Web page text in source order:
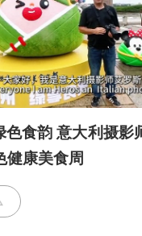
色食韵 意大利摄影
健康美食周